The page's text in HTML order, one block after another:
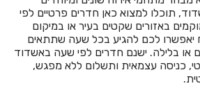
יריחו
תוכלו למצוא כאן חדרים פרטיים לפי
באזורים שקטים בעיר או במיקום
יאפשרו לכם להגיע בכל שעה שתתאים
או בלילה. ישנם חדרים לפי שעה באשדוד
כניסה עצמאית ותשלום ללא מפגש,